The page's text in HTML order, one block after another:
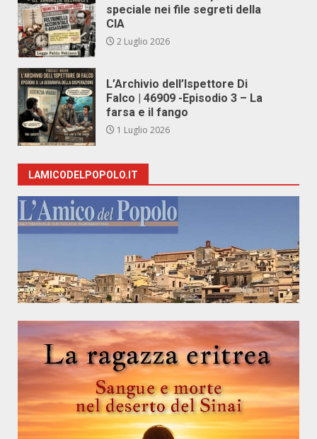
speciale nei file segreti della
CIA
2 Luglio 2026
L’Archivio dell’Ispettore Di
Falco | 46909 -Episodio 3 – La
farsa e il fango
1 Luglio 2026
LAMICODELPOPOLO.IT